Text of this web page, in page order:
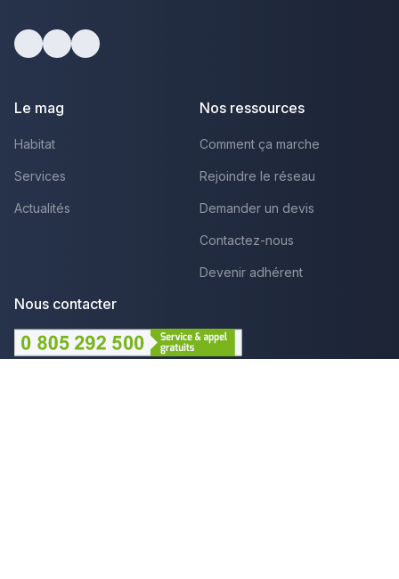
Le mag
Habitat
Services
Actualités
Nos ressources
Comment ça marche
Rejoindre le réseau
Demander un devis
Contactez-nous
Devenir adhérent
Nous contacter